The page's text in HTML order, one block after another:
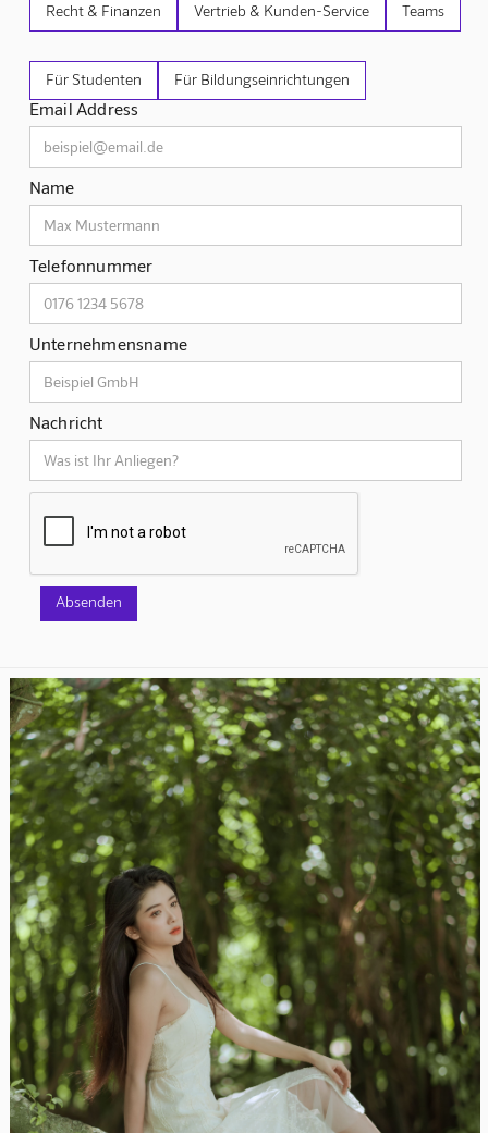
Recht & Finanzen Vertrieb & Kunden-Service Teams
Für Studenten Für Bildungseinrichtungen
Email Address
Name
Telefonnummer
Unternehmensname
Nachricht